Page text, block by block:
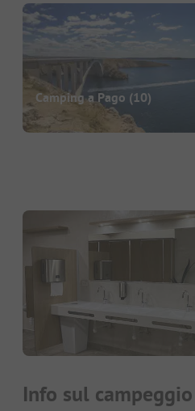
Camping a Pago (10)
Info sul campeggio